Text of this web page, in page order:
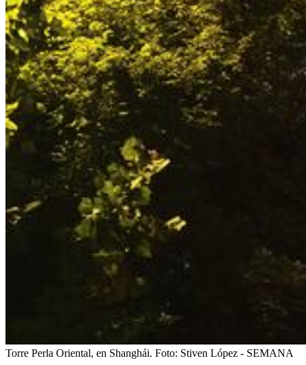
Torre Perla Oriental, en Shanghái. Foto: Stiven López - SEMANA